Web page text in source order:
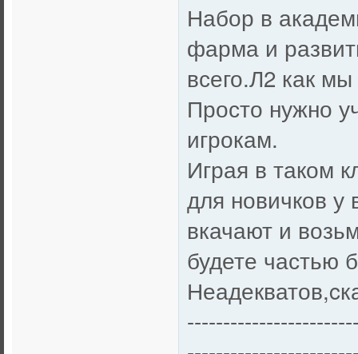
Набор в
фарма и
всего.Л2 как
Просто нужно
игрокам.
Играя в таком
для новичков у
вкачают и
будете частью